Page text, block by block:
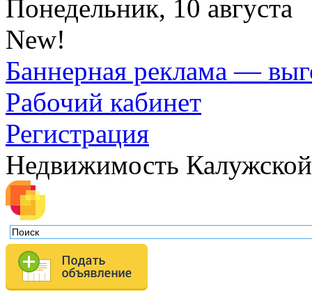
Понедельник, 10 августа
New!
Баннерная реклама —
Рабочий кабинет
Регистрация
Недвижимость